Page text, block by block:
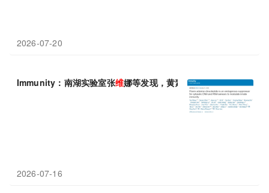
2026-07-20
Immunity：南湖实验室张维娜等发现，黄素腺嘌呤二核苷酸（
2026-07-16